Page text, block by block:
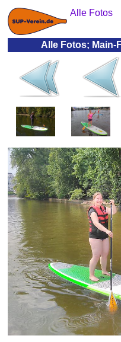
Alle Fotos
Alle Fotos; Main-